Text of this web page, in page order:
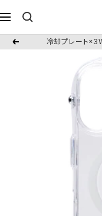
ン
ナ
ビ
ゲ戻
冷却プレート